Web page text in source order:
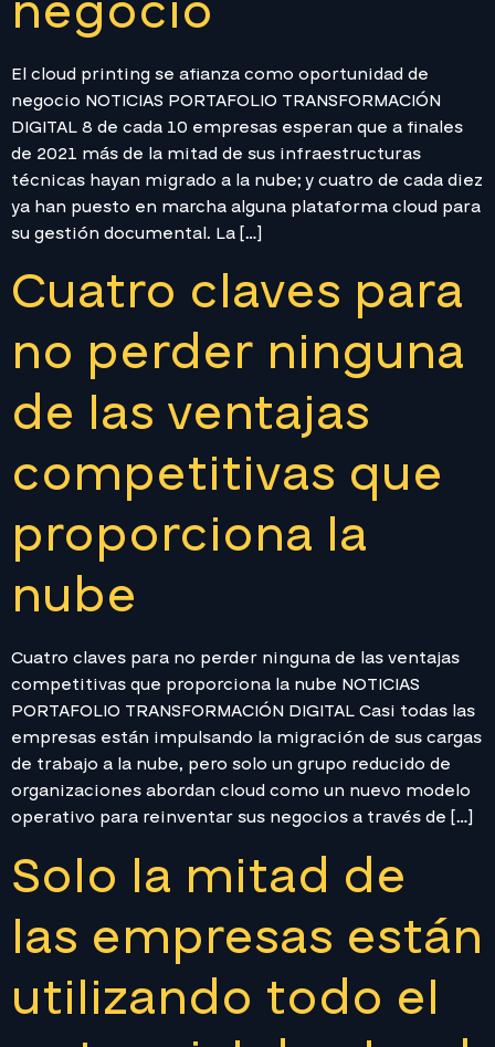
El cloud printing se afianza como oportunidad de
negocio NOTICIAS PORTAFOLIO TRANSFORMACIÓN
DIGITAL 8 de cada 10 empresas esperan que a finales
de 2021 más de la mitad de sus infraestructuras
técnicas hayan migrado a la nube; y cuatro de cada diez
ya han puesto en marcha alguna plataforma cloud para
su gestión documental. La […]
Cuatro claves para
no perder ninguna
de las ventajas
competitivas que
proporciona la
nube
Cuatro claves para no perder ninguna de las ventajas
competitivas que proporciona la nube NOTICIAS
PORTAFOLIO TRANSFORMACIÓN DIGITAL Casi todas las
empresas están impulsando la migración de sus cargas
de trabajo a la nube, pero solo un grupo reducido de
organizaciones abordan cloud como un nuevo modelo
operativo para reinventar sus negocios a través de […]
Solo la mitad de
las empresas están
utilizando todo el